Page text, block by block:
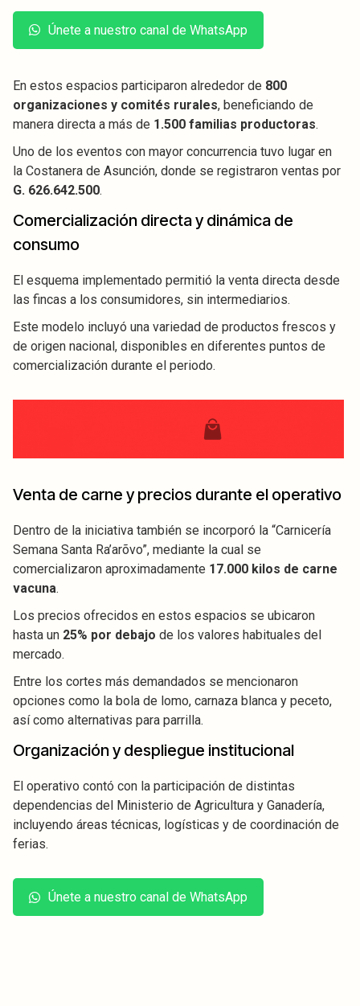
Únete a nuestro canal de WhatsApp
En estos espacios participaron alrededor de 800
organizaciones y comités rurales, beneficiando de
manera directa a más de 1.500 familias productoras.
Uno de los eventos con mayor concurrencia tuvo lugar en
la Costanera de Asunción, donde se registraron ventas por
G. 626.642.500.
Comercialización directa y dinámica de
consumo
El esquema implementado permitió la venta directa desde
las fincas a los consumidores, sin intermediarios.
Este modelo incluyó una variedad de productos frescos y
de origen nacional, disponibles en diferentes puntos de
comercialización durante el periodo.
Venta de carne y precios durante el operativo
Dentro de la iniciativa también se incorporó la “Carnicería
Semana Santa Ra’arõvo”, mediante la cual se
comercializaron aproximadamente 17.000 kilos de carne
vacuna.
Los precios ofrecidos en estos espacios se ubicaron
hasta un 25% por debajo de los valores habituales del
mercado.
Entre los cortes más demandados se mencionaron
opciones como la bola de lomo, carnaza blanca y peceto,
así como alternativas para parrilla.
Organización y despliegue institucional
El operativo contó con la participación de distintas
dependencias del Ministerio de Agricultura y Ganadería,
incluyendo áreas técnicas, logísticas y de coordinación de
ferias.
Únete a nuestro canal de WhatsApp